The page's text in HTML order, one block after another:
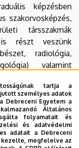
tartja a
személyes adatok
Debreceni Egyetem a
Általános
folyamatait és
és adatvédelmi
adatait a Debreceni
kezelte, megfelelve az
képzésben
szakorvosképzés,
társszakmák
is részt veszünk
radiológia,
valamint
és oktatás
elsősorban az
betegségek
klinikaigazgató